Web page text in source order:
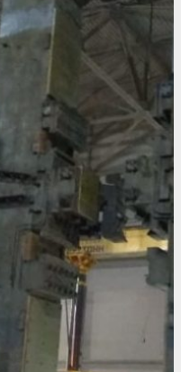
Установка
в
области